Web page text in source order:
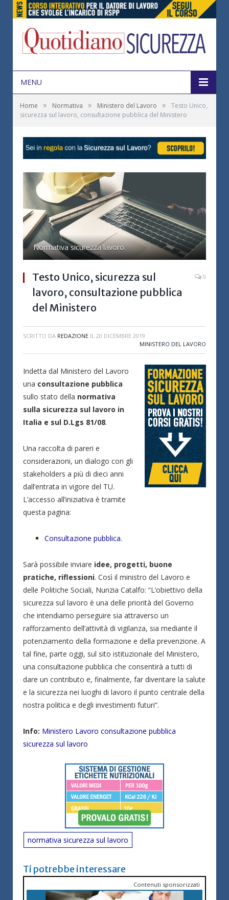
MENU
Home » Normativa » Ministero del Lavoro »
Testo Unico,
sicurezza sul lavoro, consultazione pubblica del Ministero
Normativa sicurezza lavoro.
Testo Unico, sicurezza sul
lavoro, consultazione pubblica
del Ministero
0
SCRITTO DA REDAZIONE IL 20 DICEMBRE 2019
MINISTERO DEL LAVORO
Indetta dal Ministero del Lavoro
una consultazione pubblica
sullo stato della normativa
sulla sicurezza sul lavoro in
Italia e sul D.Lgs 81/08.
Una raccolta di pareri e
considerazioni, un dialogo con gli
stakeholders a più di dieci anni
dall’entrata in vigore del TU.
L’accesso all’iniziativa è tramite
questa pagina:
Consultazione pubblica.
Sarà possibile inviare idee, progetti, buone
pratiche, riflessioni. Così il ministro del Lavoro e
delle Politiche Sociali, Nunzia Catalfo: “L’obiettivo della
sicurezza sul lavoro è una delle priorità del Governo
che intendiamo perseguire sia attraverso un
rafforzamento dell’attività di vigilanza, sia mediante il
potenziamento della formazione e della prevenzione. A
tal fine, parte oggi, sul sito istituzionale del Ministero,
una consultazione pubblica che consentirà a tutti di
dare un contributo e, finalmente, far diventare la salute
e la sicurezza nei luoghi di lavoro il punto centrale della
nostra politica e degli investimenti futuri”.
Info: Ministero Lavoro consultazione pubblica
sicurezza sul lavoro
normativa sicurezza sul lavoro
Ti potrebbe interessare
Contenuti sponsorizzati